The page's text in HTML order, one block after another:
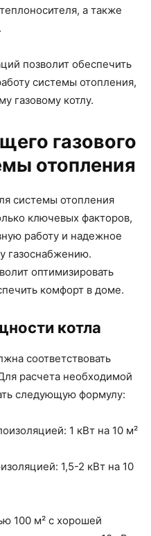
а также
позволит обеспечить
системы отопления,
газовому котлу.
газового
отопления
системы отопления
ключевых факторов,
работу и надежное
газоснабжению.
оптимизировать
комфорт в доме.
котла
соответствовать
расчета необходимой
следующую формулу:
1 кВт на 10 м²
1,5-2 кВт на 10
100 м² с хорошей